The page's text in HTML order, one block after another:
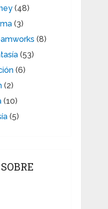
(48)
(3)
(8)
(53)
(6)
(2)
(10)
(5)